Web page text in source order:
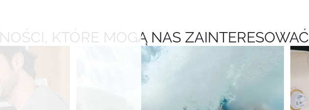
KTÓRE MOGĄ NAS ZAINTERESOWAĆ